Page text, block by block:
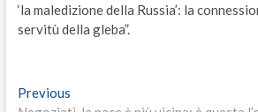
‘la maledizione della Russia’: la
servitù della gleba”.
Navigazione
PreviousPrevious